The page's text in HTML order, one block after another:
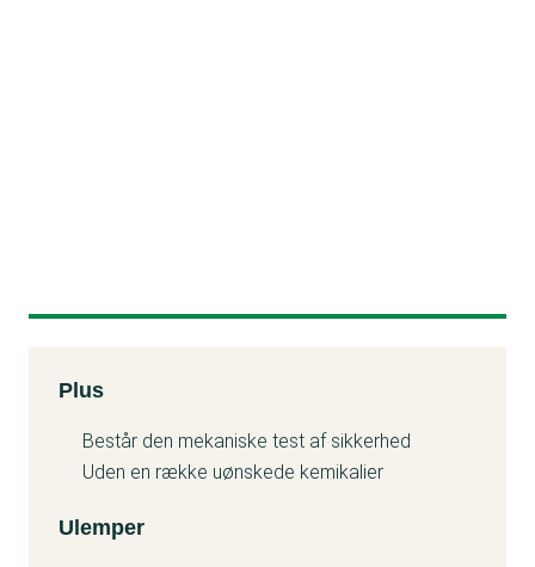
Produkt plusser og minusser
Plus
Består den mekaniske test af sikkerhed
Uden en række uønskede kemikalier
Ulemper